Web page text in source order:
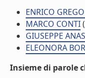
ENRICO
MARCO CONTI
GIUSEPPE
ELEONORA
Insieme di parole